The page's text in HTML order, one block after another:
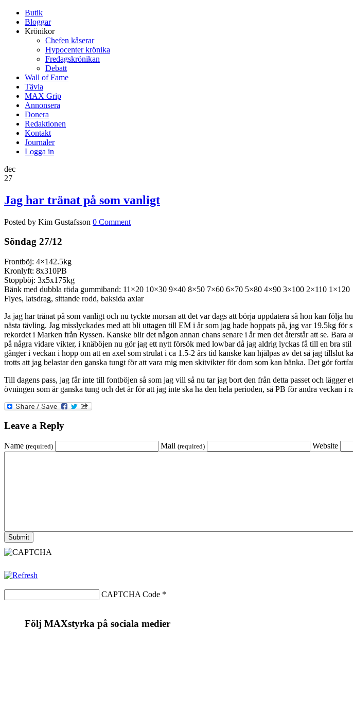
Butik
Bloggar
Krönikor
Chefen kåserar
Hypocenter krönika
Fredagskrönikan
Debatt
Wall of Fame
Tävla
MAX Grip
Annonsera
Donera
Redaktionen
Kontakt
Journaler
Logga in
dec
27
Jag har tränat på som vanligt
Posted by Kim Gustafsson 0 Comment
Söndag 27/12
Frontböj: 4×142.5kg
Kronlyft: 8x310PB
Stoppböj: 3x5x175kg
Bänk med dubbla röda gummiband: 11×20 10×30 9×40 8×50 7×60 6×70 5×80 4×90 3×100 2×110 1×120
Flyes, latsdrag, sittande rodd, baksida axlar
Ja jag har tränat på som vanligt och nu tyckte morsan att det var dags att börja uppdatera så hon kan
nästa tävling. Jag misslyckades med att bli uttagen till EM i år som jag hade hoppats på, jag var 19.5kg
rekordet i Marken från Ryssen. Kanske blir det någon annan chans senare i år men det återstår att se.
på några vidare vikter, i knäböjen nu gör jag ett nytt försök med lowbar då jag aldrig lyckas få till en bra
gånger i veckan i hopp om att en axel som strulat i ca 1.5-2 års tid kanske kan hjälpas av det så jag
trotts att jag belastar den ganska tungt för att vara mig men skitvikter för dom som kan bänka. Det gör
Till dagens pass, jag får inte till fontböjen så som jag vill så nu tar jag bort den från detta passet och
övningen som är ganska tung och det är för att jag inte ska ha den hela perioden, så PB för andra veckan
Leave a Reply
Name (required) Mail (required) Website
CAPTCHA Code *
Följ MAXstyrka på sociala medier